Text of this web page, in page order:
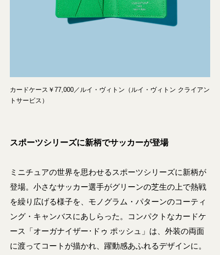
カードケース￥77,000／ルイ・ヴィトン（ルイ・ヴィトン クライアン
トサービス）
スポーツシリーズに新柄でサッカーが登場
ミニチュアの世界を思わせるスポーツシリーズに新柄が
登場。小さなサッカー選手がグリーンの芝生の上で熱戦
を繰り広げる様子を、モノグラム・パターンのコーティ
ング・キャンバスにあしらった。コンパクトなカードケ
ース「オーガナイザー･ドゥ ポッシュ」は、外装の両面
に渡ってコートが描かれ、躍動感あふれるデザインに。